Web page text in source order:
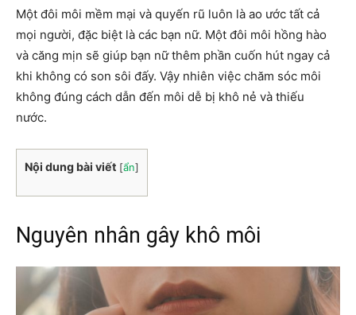
Một đôi môi mềm mại và quyến rũ luôn là ao ước tất cả
mọi người, đặc biệt là các bạn nữ. Một đôi môi hồng hào
và căng mịn sẽ giúp bạn nữ thêm phần cuốn hút ngay cả
khi không có son sôi đấy. Vậy nhiên việc chăm sóc môi
không đúng cách dẫn đến môi dễ bị khô nẻ và thiếu
nước.
Nội dung bài viết [ẩn]
Nguyên nhân gây khô môi